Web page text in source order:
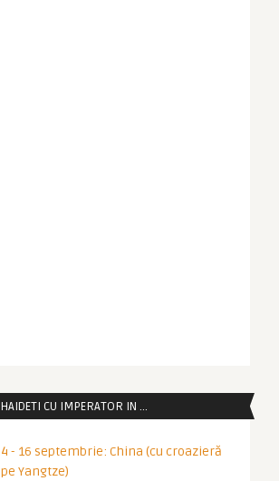
HAIDETI CU IMPERATOR IN …
4 - 16 septembrie: China (cu croazieră
pe Yangtze)